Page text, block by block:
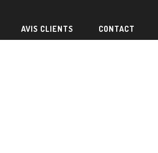
AVIS CLIENTS CONTACT